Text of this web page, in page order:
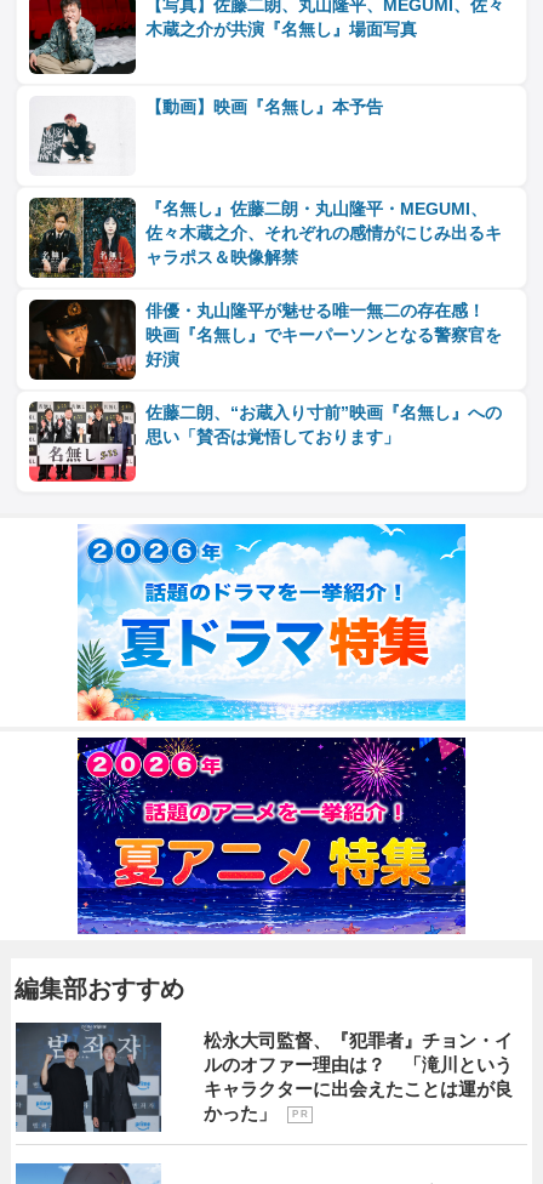
【写真】佐藤二朗、丸山隆平、MEGUMI、佐々
木蔵之介が共演『名無し』場面写真
【動画】映画『名無し』本予告
『名無し』佐藤二朗・丸山隆平・MEGUMI、
佐々木蔵之介、それぞれの感情がにじみ出るキ
ャラポス＆映像解禁
俳優・丸山隆平が魅せる唯一無二の存在感！
映画『名無し』でキーパーソンとなる警察官を
好演
佐藤二朗、“お蔵入り寸前”映画『名無し』への
思い「賛否は覚悟しております」
編集部おすすめ
松永大司監督、『犯罪者』チョン・イ
ルのオファー理由は？ 「滝川という
キャラクターに出会えたことは運が良
かった」
P R